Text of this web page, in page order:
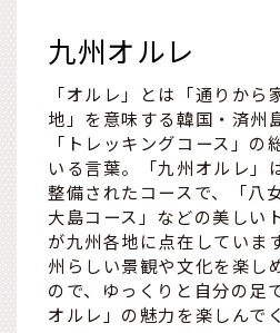
九州オルレ
「オルレ」とは「通りから
地」を意味する韓国・済州
「トレッキングコース」の
いる言葉。「九州オルレ」
整備されたコースで、「八
大島コース」などの美しい
が九州各地に点在していま
州らしい景観や文化を楽し
ので、ゆっくりと自分の足
オルレ」の魅力を楽しんで